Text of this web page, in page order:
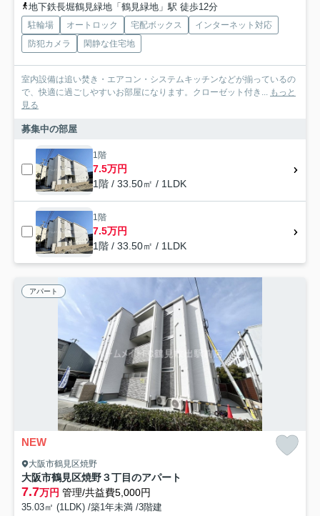
地下鉄長堀鶴見緑地「鶴見緑地」駅 徒歩12分
駐輪場 オートロック 宅配ボックス
インターネット対応
防犯カメラ
閑静な住宅地
室内設備は追い焚き・エアコン・システムキッチンなどが揃っているの
で、快適に過ごしやすいお部屋になります。クローゼット付き...
もっと
見る
募集中の部屋
1階
7.5万円
1階 / 33.50㎡ / 1LDK
1階
7.5万円
1階 / 33.50㎡ / 1LDK
アパート
NEW
大阪市鶴見区焼野
大阪市鶴見区焼野３丁目のアパート
7.7万円 管理/共益費5,000円
35.03㎡ (1LDK) /築1年未満 /3階建